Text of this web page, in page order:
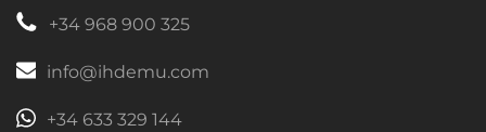
+34 968 900 325
info@ihdemu.com
+34 633 329 144